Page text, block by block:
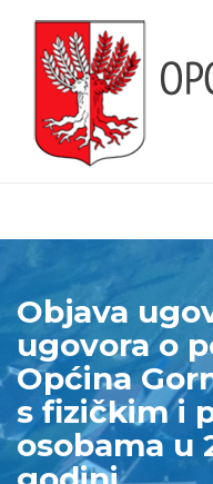
Objava
ugovora o
Općina
s fizičkim i
osobama u